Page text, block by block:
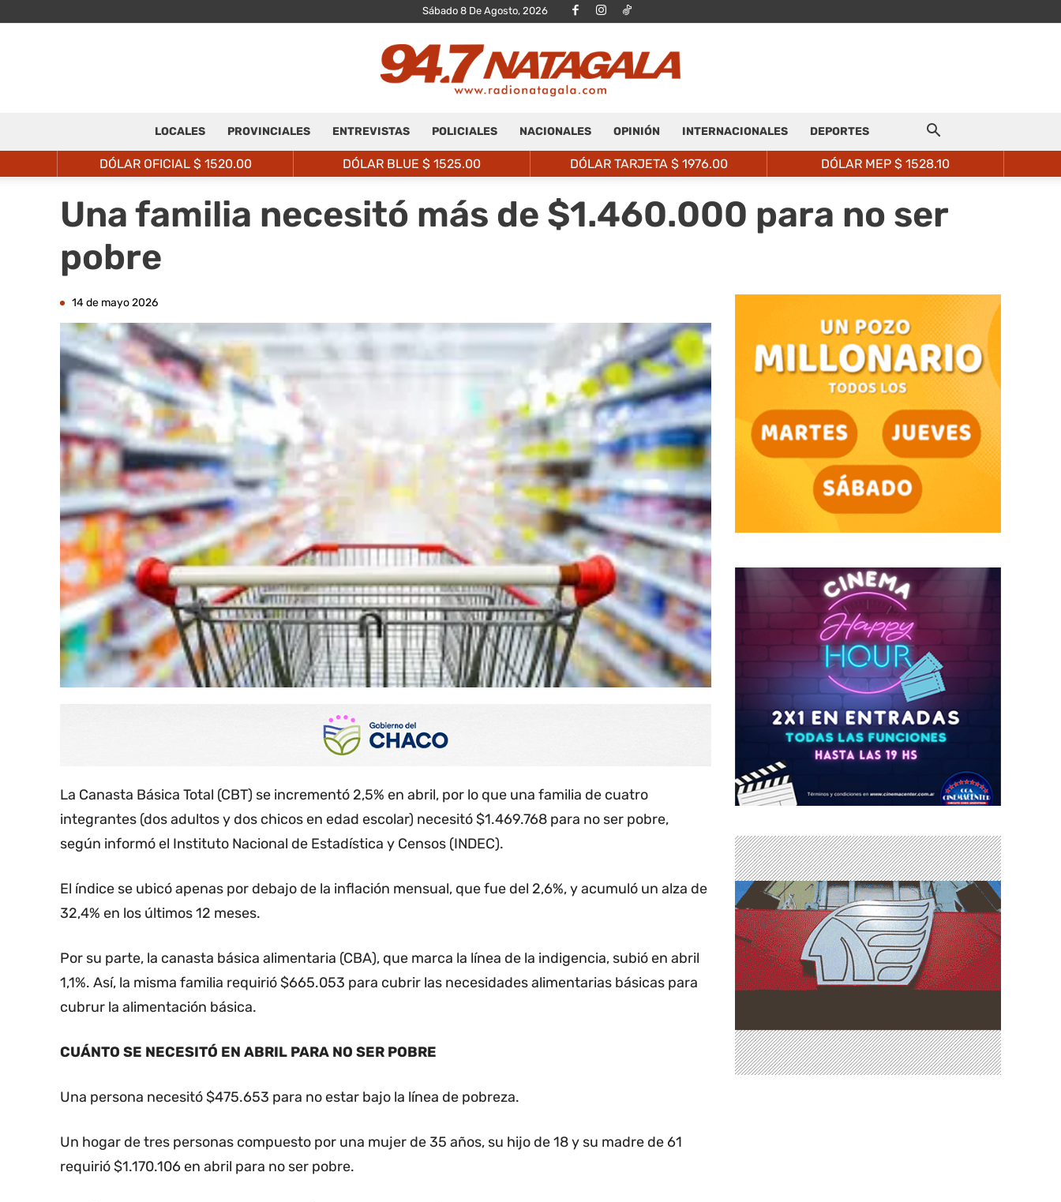
Sábado 8 De Agosto, 2026
LOCALES PROVINCIALES ENTREVISTAS POLICIALES NACIONALES OPINIÓN INTERNACIONALES DEPORTES
DÓLAR OFICIAL $ 1520.00 DÓLAR BLUE $ 1525.00 DÓLAR TARJETA $ 1976.00 DÓLAR MEP $ 1528.10
Una familia necesitó más de $1.460.000 para no ser
pobre
14 de mayo 2026
La Canasta Básica Total (CBT) se incrementó 2,5% en abril, por lo que una familia de cuatro
integrantes (dos adultos y dos chicos en edad escolar) necesitó $1.469.768 para no ser pobre,
según informó el Instituto Nacional de Estadística y Censos (INDEC).
El índice se ubicó apenas por debajo de la inflación mensual, que fue del 2,6%, y acumuló un alza de
32,4% en los últimos 12 meses.
Por su parte, la canasta básica alimentaria (CBA), que marca la línea de la indigencia, subió en abril
1,1%. Así, la misma familia requirió $665.053 para cubrir las necesidades alimentarias básicas para
cubrur la alimentación básica.
CUÁNTO SE NECESITÓ EN ABRIL PARA NO SER POBRE
Una persona necesitó $475.653 para no estar bajo la línea de pobreza.
Un hogar de tres personas compuesto por una mujer de 35 años, su hijo de 18 y su madre de 61
requirió $1.170.106 en abril para no ser pobre.